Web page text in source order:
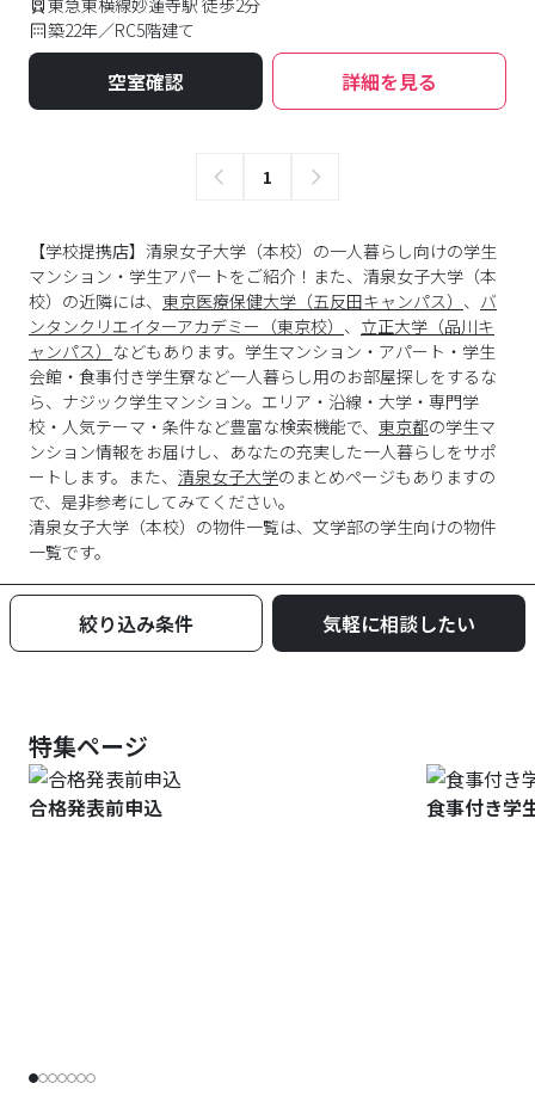
東急東横線妙蓮寺駅 徒歩2分
築22年／RC5階建て
空室確認 詳細を見る
1
【学校提携店】清泉女子大学（本校）の一人暮らし向けの学生
マンション・学生アパートをご紹介！また、清泉女子大学（本
校）の近隣には、 東京医療保健大学（五反田キャンパス） 、 バ
ンタンクリエイターアカデミー（東京校） 、 立正大学（品川キ
ャンパス） などもあります。学生マンション・アパート・学生
会館・食事付き学生寮など一人暮らし用のお部屋探しをするな
ら、ナジック学生マンション。エリア・沿線・大学・専門学
校・人気テーマ・条件など豊富な検索機能で、 東京都の学生マ
ンション情報をお届けし、あなたの充実した一人暮らしをサポ
ートします。また、 清泉女子大学のまとめページもありますの
で、是非参考にしてみてください。
清泉女子大学 （本校）の物件一覧は、 文学部の学生向けの物件
一覧です。
絞り込み条件 気軽に相談したい
特集ページ
合格発表前申込 食事付き学